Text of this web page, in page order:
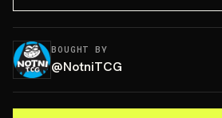
BOUGHT BY
@NotniTCG